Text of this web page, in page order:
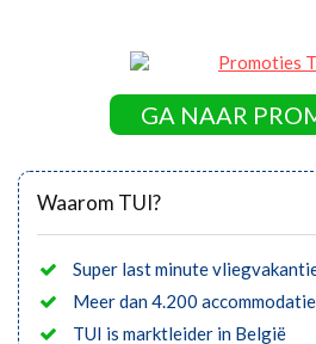
GA NAAR
Waarom TUI?
Super last minute
Meer dan 4.200
TUI is marktleider in België